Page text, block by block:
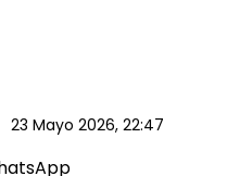
23 Mayo 2026, 22:47